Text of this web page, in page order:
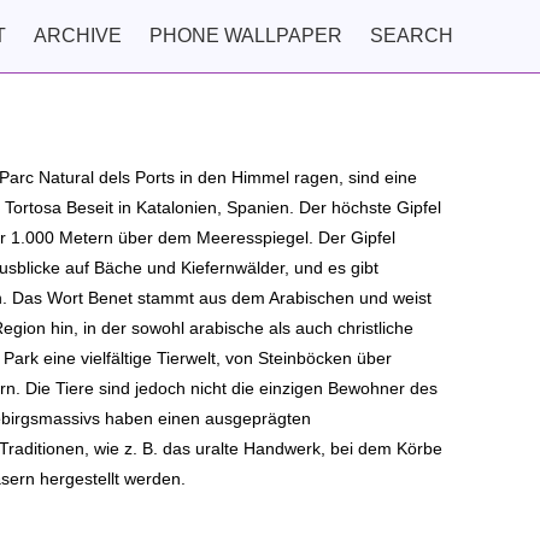
ARCHIVE PHONE WALLPAPER SEARCH
Natural dels Ports in den Himmel ragen, sind eine
Beseit in Katalonien, Spanien. Der höchste Gipfel
1.000 Metern über dem Meeresspiegel. Der Gipfel
auf Bäche und Kiefernwälder, und es gibt
Das Wort Benet stammt aus dem Arabischen und weist
hin, in der sowohl arabische als auch christliche
eine vielfältige Tierwelt, von Steinböcken über
Die Tiere sind jedoch nicht die einzigen Bewohner des
haben einen ausgeprägten
wie z. B. das uralte Handwerk, bei dem Körbe
hergestellt werden.